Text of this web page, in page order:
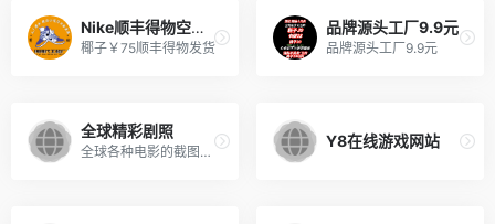
Nike顺丰得物空军￥65
椰子￥75顺丰得物发货
品牌源头工厂9.9元
品牌源头工厂9.9元
全球精彩剧照
全球各种电影的截图精选资源。有清晰的排序，方便按照年份、片名等信息进行查找。
Y8在线游戏网站